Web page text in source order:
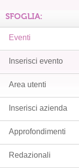
SFOGLIA:
Eventi
Inserisci evento
Area utenti
Inserisci azienda
Approfondimenti
Redazionali